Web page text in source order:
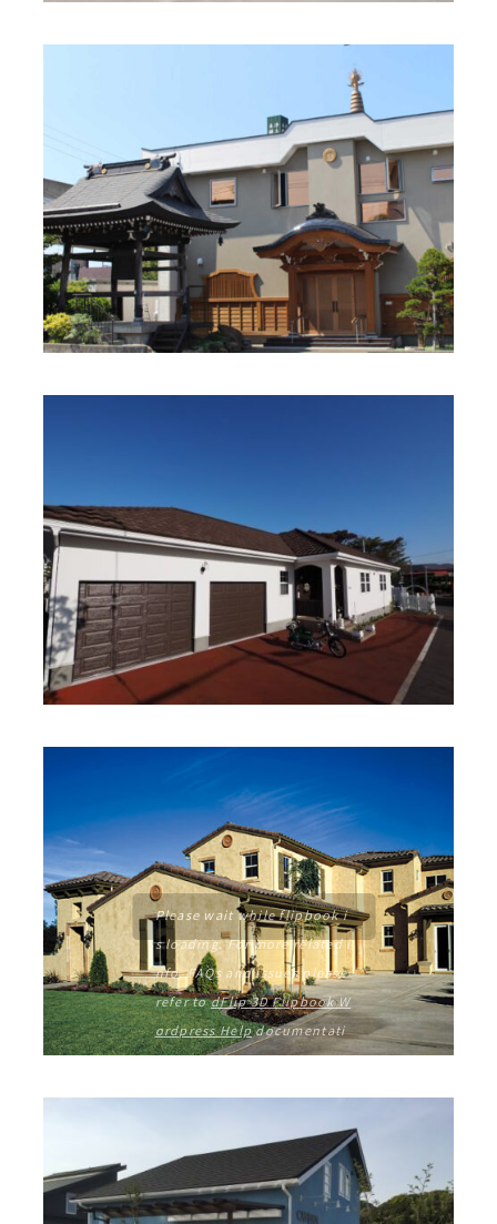
Please wait while flipbook i
s loading. For more related i
nfo, FAQs and issues please
refer todFlip 3D Flipbook W
ordpress Helpdocumentati
on.